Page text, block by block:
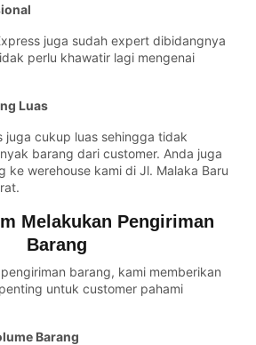
juga sudah expert dibidangnya
perlu khawatir lagi mengenai
Luas
juga cukup luas sehingga tidak
barang dari customer. Anda juga
ke werehouse kami di Jl. Malaka Baru
Melakukan Pengiriman
Barang
barang, kami memberikan
untuk customer pahami
Barang